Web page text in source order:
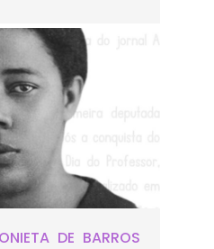
DE BARROS